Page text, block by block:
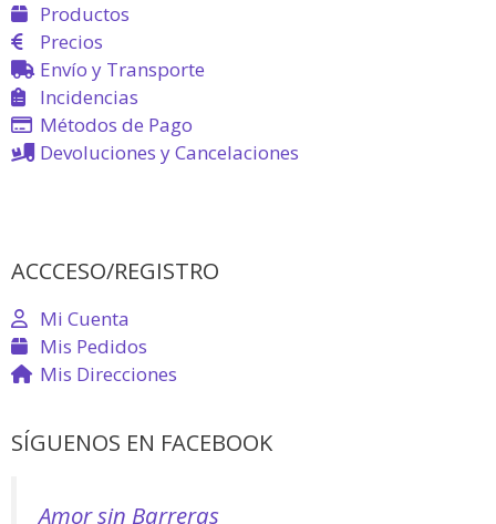
Productos
Precios
Envío y Transporte
Incidencias
Métodos de Pago
Devoluciones y Cancelaciones
ACCCESO/REGISTRO
Mi Cuenta
Mis Pedidos
Mis Direcciones
SÍGUENOS EN FACEBOOK
Amor sin Barreras